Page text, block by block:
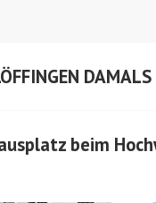
DAMALS
beim